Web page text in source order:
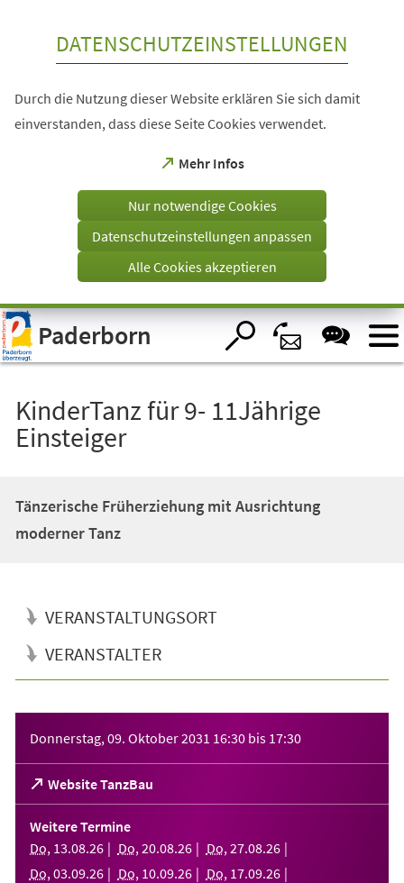
Visuelle
Assistenzsoftware
öffnen.
DATENSCHUTZEINSTELLUNGEN
Durch die Nutzung dieser Website erklären Sie sich damit
einverstanden, dass diese Seite Cookies verwendet.
Mehr Infos
(Öffnet
einem
Tab)
Nur notwendige Cookies
Datenschutzeinstellungen anpassen
Alle Cookies akzeptieren
Paderborn
KinderTanz für 9- 11Jährige
Einsteiger
Tänzerische Früherziehung mit Ausrichtung
moderner Tanz
VERANSTALTUNGSORT
VERANSTALTER
Donnerstag, 09. Oktober 2031 16:30 bis 17:30
Website TanzBau
(Öffnet
in
einem
neuen
Tab)
Weitere Termine
Do, 13.08.26 Do, 20.08.26 Do, 27.08.26
Do, 03.09.26 Do, 10.09.26 Do, 17.09.26